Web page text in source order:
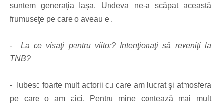
suntem generaţia Iaşa. Undeva ne-a scăpat această
frumuseţe pe care o aveau ei.
- La ce visaţi pentru viitor? Intenţionaţi să reveniţi la
TNB?
- Iubesc foarte mult actorii cu care am lucrat şi atmosfera
pe care o am aici. Pentru mine contează mai mult